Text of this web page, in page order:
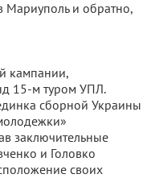
Мариуполь и обратно,
кампании,
15-м туром УПЛ.
сборной Украины
заключительные
и Головко
своих